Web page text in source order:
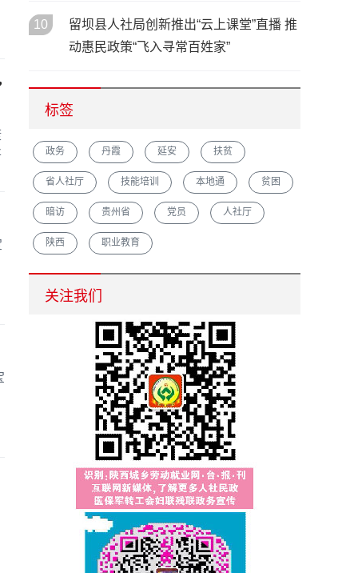
10
留坝县人社局创新推出“云上课堂”直播 推
动惠民政策“飞入寻常百姓家”
标签
政务 丹霞 延安 扶贫
省人社厅 技能培训 本地通 贫困
暗访 贵州省 党员 人社厅
陕西 职业教育
汉中市重点培育农村创业致富带头人促脱贫增收
关注我们